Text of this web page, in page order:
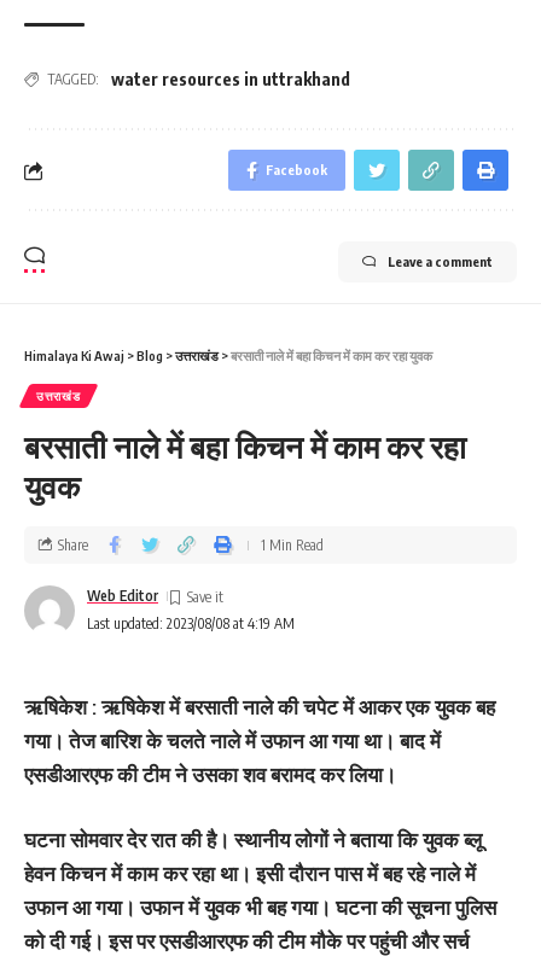
TAGGED: water resources in uttrakhand
Facebook
Leave a comment
Himalaya Ki Awaj >Blog >उत्तराखंड>बरसाती नाले में बहा किचन में काम कर रहा युवक
उत्तराखंड
बरसाती नाले में बहा किचन में काम कर रहा
युवक
Last updated: 2023/08/08 at 4:19 AM
Web Editor
Share 1 Min Read
ऋषिकेश : ऋषिकेश में बरसाती नाले की चपेट में आकर एक युवक बह
गया। तेज बारिश के चलते नाले में उफान आ गया था। बाद में
एसडीआरएफ की टीम ने उसका शव बरामद कर लिया।
घटना सोमवार देर रात की है। स्‍थानीय लोगों ने बताया कि युवक ब्लू
हेवन किचन में काम कर रहा था। इसी दौरान पास में बह रहे नाले में
उफान आ गया। उफान में युवक भी बह गया। घटना की सूचना पुलिस
को दी गई। इस पर एसडीआरएफ की टीम मौके पर पहुंची और सर्च